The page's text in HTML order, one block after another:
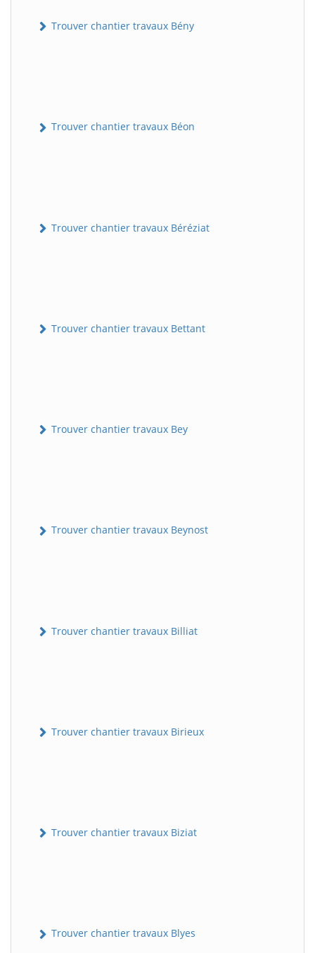
Trouver chantier travaux Bény
Trouver chantier travaux Béon
Trouver chantier travaux Béréziat
Trouver chantier travaux Bettant
Trouver chantier travaux Bey
Trouver chantier travaux Beynost
Trouver chantier travaux Billiat
Trouver chantier travaux Birieux
Trouver chantier travaux Biziat
Trouver chantier travaux Blyes